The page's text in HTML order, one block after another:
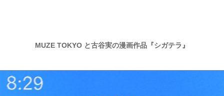
MUZE TOKYO と古谷実の漫画作品『シガテラ』